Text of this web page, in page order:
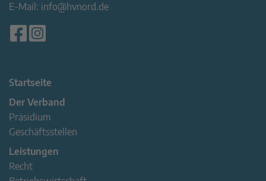
E-Mail: info@hvnord.de
Startseite
Der Verband
Präsidium
Geschäftsstellen
Leistungen
Recht